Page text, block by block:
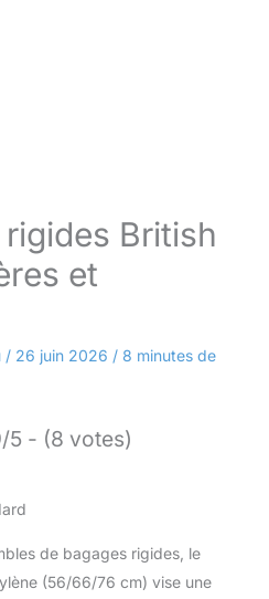
British
et
/ 26 juin 2026 / 8 minutes de
5 - (8 votes)
de bagages rigides, le
(56/66/76 cm) vise une